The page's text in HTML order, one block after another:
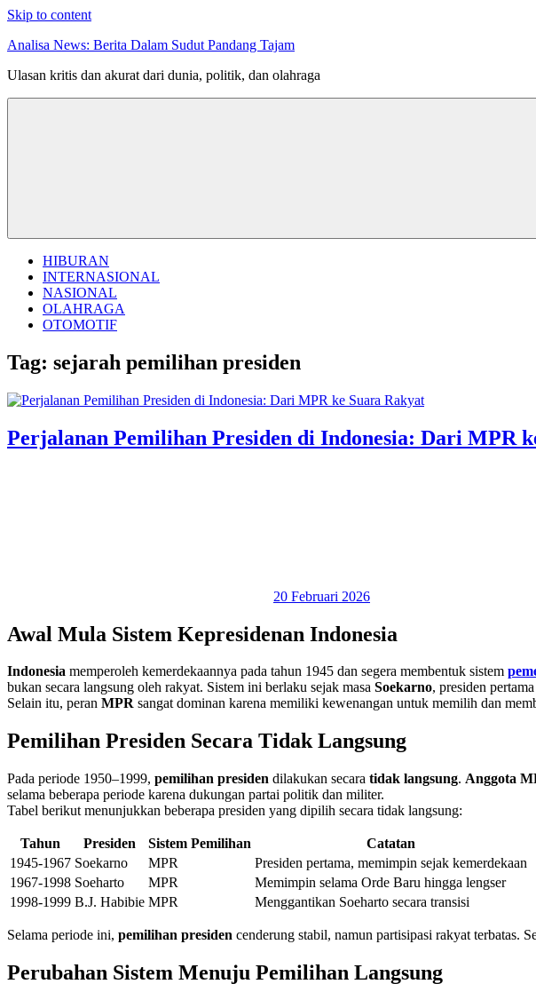
Skip to content
Analisa News: Berita Dalam Sudut Pandang Tajam
Ulasan kritis dan akurat dari dunia, politik, dan olahraga
HIBURAN
INTERNASIONAL
NASIONAL
OLAHRAGA
OTOMOTIF
Tag: sejarah pemilihan presiden
Perjalanan Pemilihan Presiden di Indonesia: Dari MPR
20 Februari 2026
Awal Mula Sistem Kepresidenan Indonesia
Indonesia memperoleh kemerdekaannya pada tahun 1945 dan segera membentuk sistem
bukan secara langsung oleh rakyat. Sistem ini berlaku sejak masa Soekarno, presiden
Selain itu, peran MPR sangat dominan karena memiliki kewenangan untuk memilih dan
Pemilihan Presiden Secara Tidak Langsung
Pada periode 1950–1999, pemilihan presiden dilakukan secara tidak langsung. Anggota
selama beberapa periode karena dukungan partai politik dan militer.
Tabel berikut menunjukkan beberapa presiden yang dipilih secara tidak langsung:
Tahun Presiden Sistem Pemilihan
Catatan
1945-1967 Soekarno MPR
Presiden pertama, memimpin sejak kemerdekaan
1967-1998 Soeharto MPR
Memimpin selama Orde Baru hingga lengser
1998-1999 B.J. Habibie MPR Menggantikan Soeharto secara transisi
Selama periode ini, pemilihan presiden cenderung stabil, namun partisipasi rakyat terbatas.
Perubahan Sistem Menuju Pemilihan Langsung